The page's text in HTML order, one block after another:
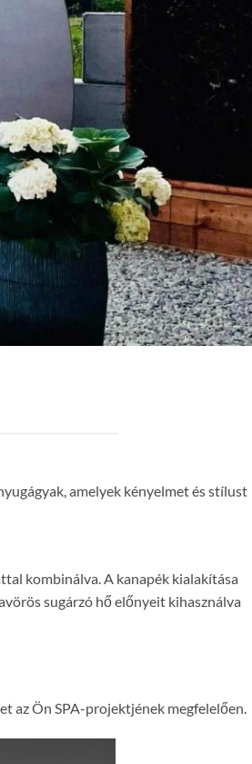
amelyek kényelmet és stílust
kombinálva. A kanapék kialakítása
sugárzó hő előnyeit kihasználva
az Ön SPA-projektjének megfelelően.